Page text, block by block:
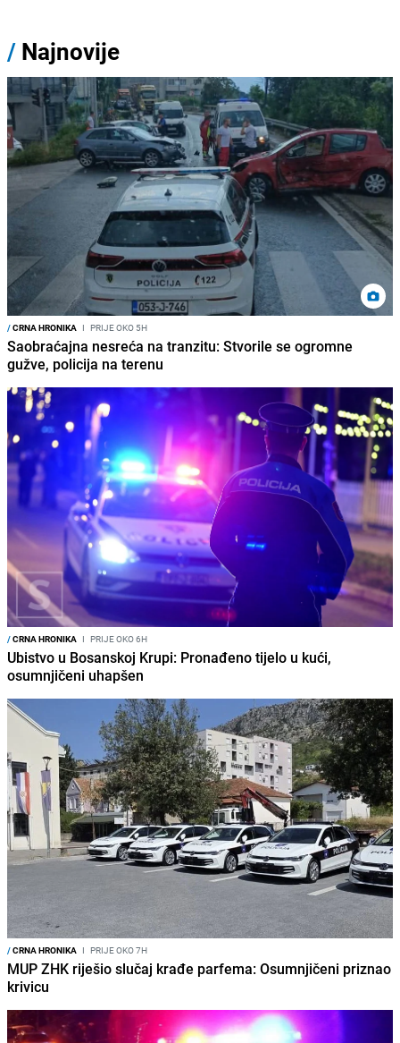
/ Najnovije
/CRNA HRONIKA I PRIJE OKO 5H
Saobraćajna nesreća na tranzitu: Stvorile se ogromne
gužve, policija na terenu
/CRNA HRONIKA I PRIJE OKO 6H
Ubistvo u Bosanskoj Krupi: Pronađeno tijelo u kući,
osumnjičeni uhapšen
/CRNA HRONIKA I PRIJE OKO 7H
MUP ZHK riješio slučaj krađe parfema: Osumnjičeni priznao
krivicu